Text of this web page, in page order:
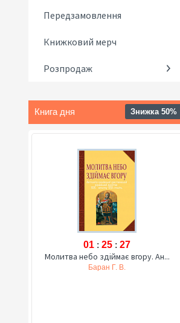
Передзамовлення
Книжковий мерч
Розпродаж
Книга дня Знижка 50%
01 : 25 : 26
Молитва небо здіймає вгору. Ан...
Баран Г. В.